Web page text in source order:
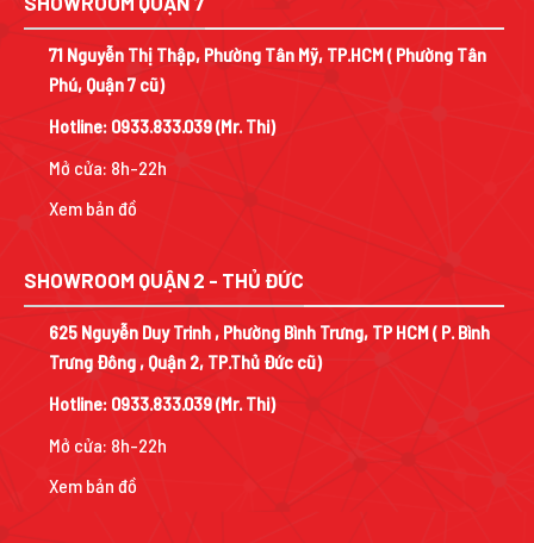
71 Nguyễn Thị Thập, Phường Tân Mỹ, TP.HCM ( Phường Tân
Phú, Quận 7 cũ)
Hotline: 0933.833.039(Mr. Thi)
Mở cửa: 8h-22h
Xem bản đồ
SHOWROOM QUẬN 2 - THỦ ĐỨC
625 Nguyễn Duy Trinh , Phường Bình Trưng, TP HCM ( P. Bình
Trưng Đông , Quận 2, TP.Thủ Đức cũ)
Hotline: 0933.833.039(Mr. Thi)
Mở cửa: 8h-22h
Xem bản đồ